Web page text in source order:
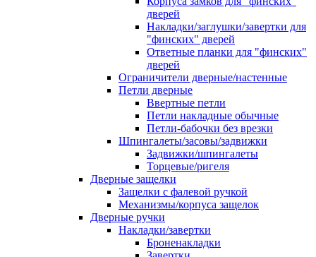
дверей
Накладки/заглушки/завертки для
"финских" дверей
Ответные планки для "финских"
дверей
Ограничители дверные/настенные
Петли дверные
Ввертные петли
Петли накладные обычные
Петли-бабочки без врезки
Шпингалеты/засовы/задвижки
Задвижки/шпингалеты
Торцевые/ригеля
Дверные защелки
Защелки с фалевой ручкой
Механизмы/корпуса защелок
Дверные ручки
Накладки/завертки
Броненакладки